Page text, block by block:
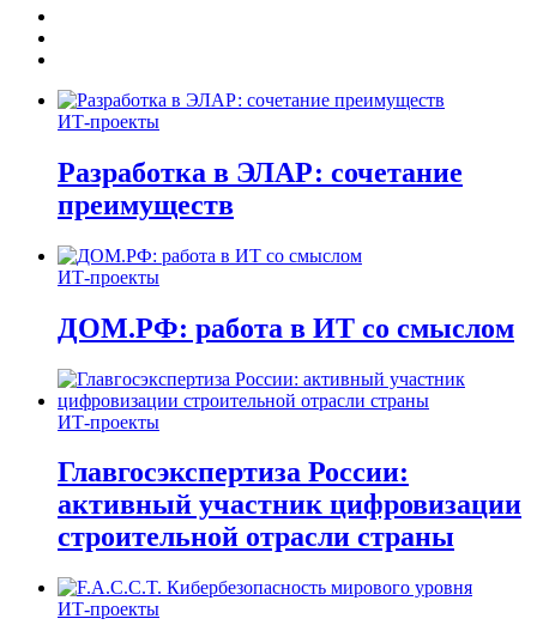
ИТ-проекты
Разработка в ЭЛАР: сочетание
преимуществ
ИТ-проекты
ДОМ.РФ: работа в ИТ со смыслом
ИТ-проекты
Главгосэкспертиза России:
активный участник цифровизации
строительной отрасли страны
ИТ-проекты